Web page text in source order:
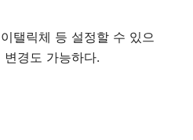
이탤릭체 등 설정할 수 있으
변경도 가능하다.